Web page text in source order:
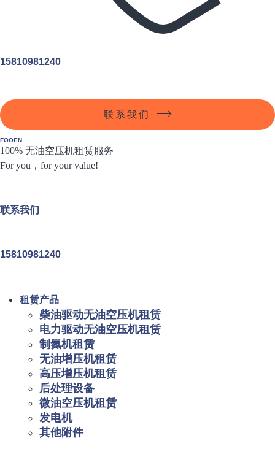
15810981240
联系我们
FOOEN
100% 无油空压机租赁服务
For you，for your value!
联系我们
15810981240
租赁产品
柴油驱动无油空压机租赁
电力驱动无油空压机租赁
制氮机租赁
无油增压机租赁
高压增压机租赁
后处理设备
微油空压机租赁
发电机
其他附件